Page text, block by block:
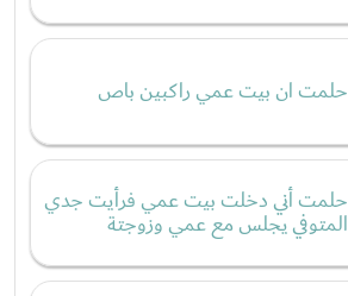
حلمت ان بيت عمي راكبين باص
حلمت أني دخلت بيت عمي فرأيت جدي
المتوفي يجلس مع عمي وزوجتة